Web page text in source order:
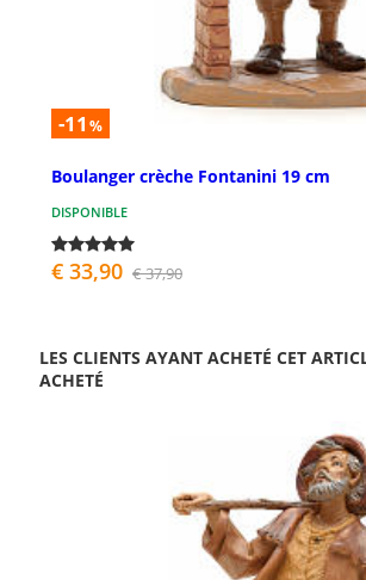
-11 %
Boulanger crèche Fontanini 19 cm
DISPONIBLE
€ 33,90 € 37,90
LES CLIENTS AYANT ACHETÉ CET
ACHETÉ